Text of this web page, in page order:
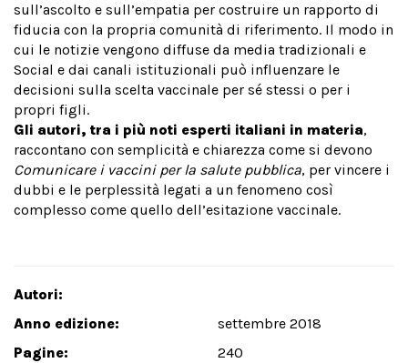
sull’ascolto e sull’empatia per costruire un rapporto di
fiducia con la propria comunità di riferimento. Il modo in
cui le notizie vengono diffuse da media tradizionali e
Social e dai canali istituzionali può influenzare le
decisioni sulla scelta vaccinale per sé stessi o per i
propri figli.
Gli autori, tra i più noti esperti italiani in materia,
raccontano con semplicità e chiarezza come si devono
Comunicare i vaccini per la salute pubblica, per vincere i
dubbi e le perplessità legati a un fenomeno così
complesso come quello dell’esitazione vaccinale.
Autori:
Anno edizione:
settembre 2018
Pagine:
240